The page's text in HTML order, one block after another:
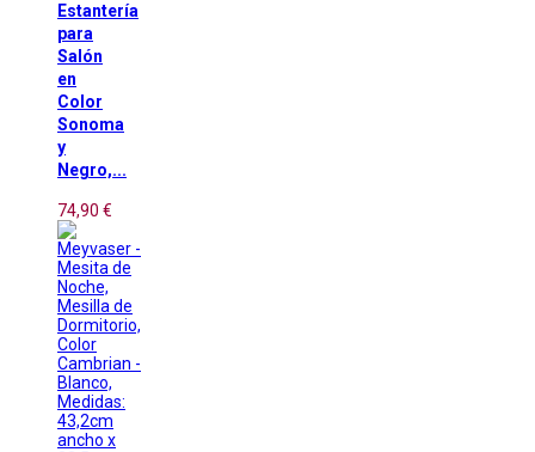
Estantería
para
Salón
en
Color
Sonoma
y
Negro,...
74,90 €